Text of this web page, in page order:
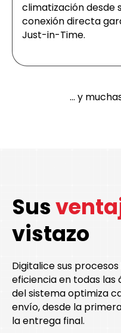
climatización desde
conexión directa
Just-in-Time.
... y
Sus
vistazo
Digitalice sus
eficiencia en todas las
del sistema optimiza
envío, desde la
la entrega final.